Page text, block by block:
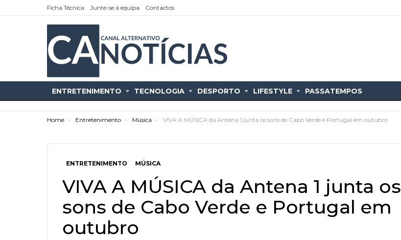
Ficha Técnica Junte-se à equipa Contactos
ENTRETENIMENTO TECNOLOGIA DESPORTO LIFESTYLE PASSATEMPOS
You are here:
Home Entretenimento Música VIVA A MÚSICA da Antena 1 junta os sons de Cabo Verde e Portugal em outubro
ENTRETENIMENTO MÚSICA
VIVA A MÚSICA da Antena 1 junta os
sons de Cabo Verde e Portugal em
outubro